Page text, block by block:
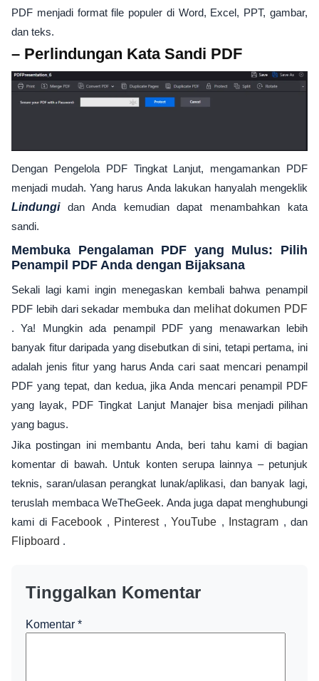
PDF menjadi format file populer di Word, Excel, PPT, gambar,
dan teks.
– Perlindungan Kata Sandi PDF
Dengan Pengelola PDF Tingkat Lanjut, mengamankan PDF
menjadi mudah. Yang harus Anda lakukan hanyalah mengeklik
Lindungidan Anda kemudian dapat menambahkan kata
sandi.
Membuka Pengalaman PDF yang Mulus: Pilih
Penampil PDF Anda dengan Bijaksana
Sekali lagi kami ingin menegaskan kembali bahwa penampil
PDF lebih dari sekadar membuka dan melihat dokumen PDF
. Ya! Mungkin ada penampil PDF yang menawarkan lebih
banyak fitur daripada yang disebutkan di sini, tetapi pertama, ini
adalah jenis fitur yang harus Anda cari saat mencari penampil
PDF yang tepat, dan kedua, jika Anda mencari penampil PDF
yang layak, PDF Tingkat Lanjut Manajer bisa menjadi pilihan
yang bagus.
Jika postingan ini membantu Anda, beri tahu kami di bagian
komentar di bawah. Untuk konten serupa lainnya – petunjuk
teknis, saran/ulasan perangkat lunak/aplikasi, dan banyak lagi,
teruslah membaca WeTheGeek. Anda juga dapat menghubungi
kami di Facebook , Pinterest, YouTube , Instagram , dan
Flipboard .
Tinggalkan Komentar
Komentar *